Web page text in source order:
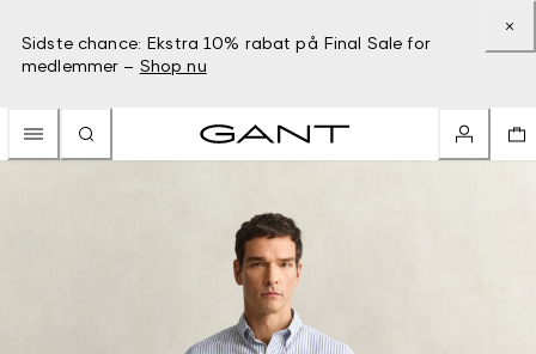
Sidste chance: Ekstra 10% rabat på Final Sale for
medlemmer – Shop nu